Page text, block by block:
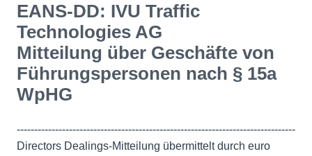
EANS-DD: IVU Traffic
Technologies AG
Mitteilung über Geschäfte von
Führungspersonen nach § 15a
WpHG
--------------------------------------------------------------------------------
Directors Dealings-Mitteilung übermittelt durch euro